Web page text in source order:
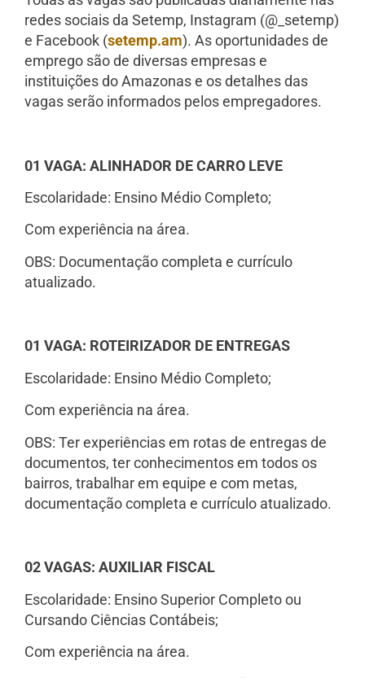
redes sociais da Setemp, Instagram (@_setemp)
e Facebook (setemp.am). As oportunidades de
emprego são de diversas empresas e
instituições do Amazonas e os detalhes das
vagas serão informados pelos empregadores.
01 VAGA: ALINHADOR DE CARRO LEVE
Escolaridade: Ensino Médio Completo;
Com experiência na área.
OBS: Documentação completa e currículo
atualizado.
01 VAGA: ROTEIRIZADOR DE ENTREGAS
Escolaridade: Ensino Médio Completo;
Com experiência na área.
OBS: Ter experiências em rotas de entregas de
documentos, ter conhecimentos em todos os
bairros, trabalhar em equipe e com metas,
documentação completa e currículo atualizado.
02 VAGAS: AUXILIAR FISCAL
Escolaridade: Ensino Superior Completo ou
Cursando Ciências Contábeis;
Com experiência na área.